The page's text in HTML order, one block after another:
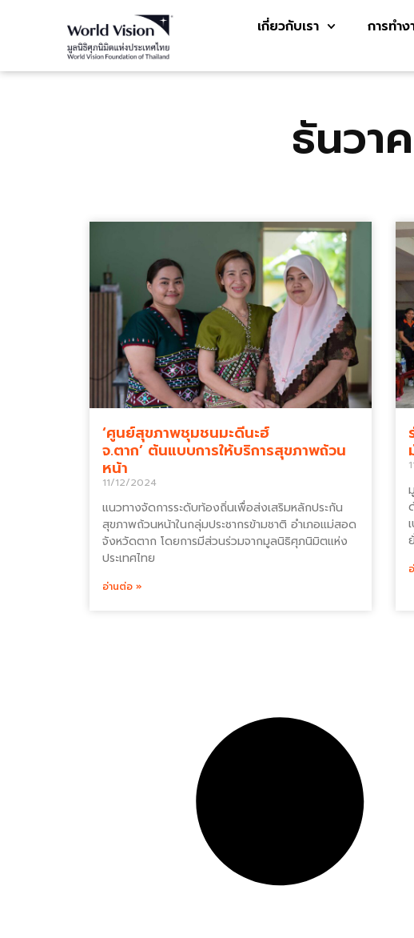
เกี่ยวกับเรา การทำง
ธันวา
‘ศูนย์สุขภาพชุมชนมะดีนะฮ์
จ.ตาก’ ต้นแบบการให้บริการสุขภาพถ้วน
หน้า
11/12/2024
แนวทางจัดการระดับท้องถิ่นเพื่อส่งเสริมหลักประกัน
สุขภาพถ้วนหน้าในกลุ่มประชากรข้ามชาติ อำเภอแม่สอด
จังหวัดตาก โดยการมีส่วนร่วมจากมูลนิธิศุภนิมิตแห่ง
ประเทศไทย
อ่านต่อ »